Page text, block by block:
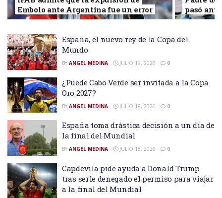
Embolo ante Argentina fue un error
pasó
España, el nuevo rey de la Copa del
Mundo
BY ANGEL MEDINA JULIO 19, 2026 0
¿Puede Cabo Verde ser invitada a la Copa
Oro 2027?
BY ANGEL MEDINA JULIO 18, 2026 0
España toma drástica decisión a un día de
la final del Mundial
BY ANGEL MEDINA JULIO 18, 2026 0
Capdevila pide ayuda a Donald Trump
tras serle denegado el permiso para viajar
a la final del Mundial